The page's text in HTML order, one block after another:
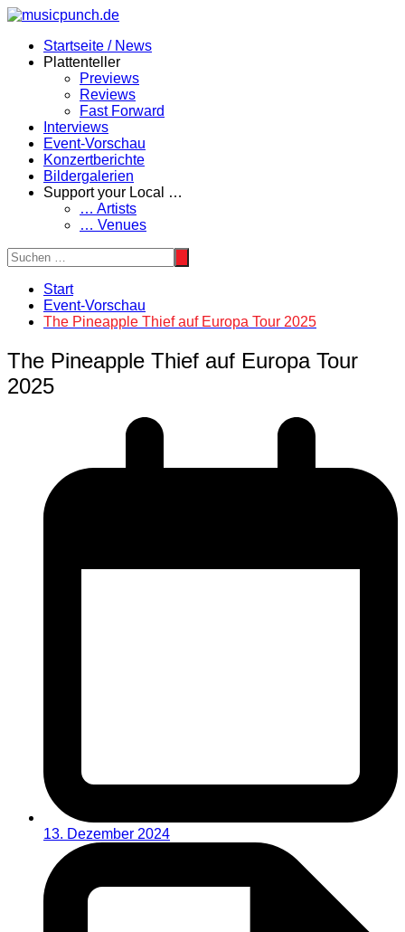
Zum
springenStartseite / News
Plattenteller
Previews
Reviews
Fast Forward
Interviews
Event-Vorschau
Konzertberichte
Bildergalerien
Support your Local …
… Artists
… Venues
Start
Event-Vorschau
The Pineapple Thief auf Europa Tour 2025
The Pineapple Thief auf Europa Tour
2025
13. Dezember 2024